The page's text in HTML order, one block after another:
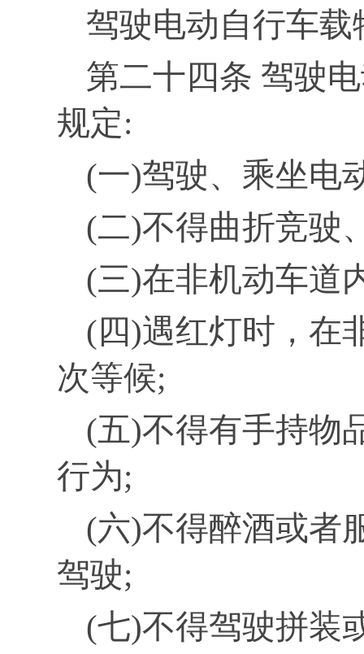
驾驶电动自行车
第二十四条 驾驶
规定:
(一)驾驶、乘坐电
(二)不得曲折竞驶
(三)在非机动车道
(四)遇红灯时，在
次等候;
(五)不得有手持物
行为;
(六)不得醉酒或者
驾驶;
(七)不得驾驶拼装